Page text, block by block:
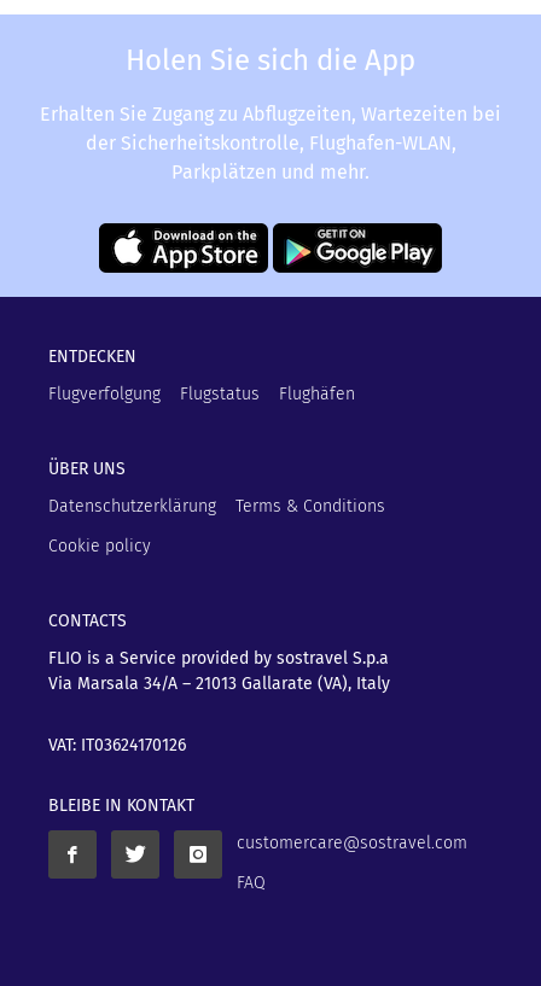
Holen Sie sich die App
Erhalten Sie Zugang zu Abflugzeiten, Wartezeiten bei
der Sicherheitskontrolle, Flughafen-WLAN,
Parkplätzen und mehr.
ENTDECKEN
Flugverfolgung
Flugstatus Flughäfen
ÜBER UNS
Datenschutzerklärung
Terms & Conditions
Cookie policy
CONTACTS
FLIO is a Service provided by sostravel S.p.a
Via Marsala 34/A – 21013 Gallarate (VA), Italy
VAT: IT03624170126
BLEIBE IN KONTAKT
customercare@sostravel.com
FAQ